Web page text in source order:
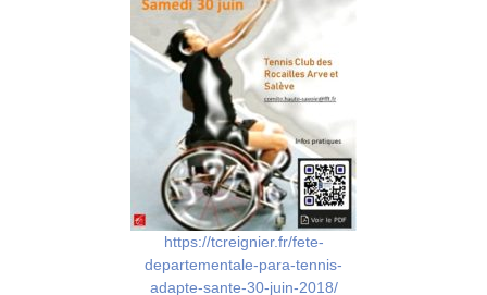
https://tcreignier.fr/fete-
departementale-para-tennis-
adapte-sante-30-juin-2018/